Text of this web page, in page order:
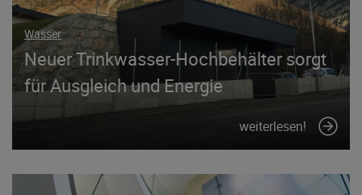
Wasser
Neuer Trinkwasser-Hochbehälter sorgt
für Ausgleich und Energie
weiterlesen!